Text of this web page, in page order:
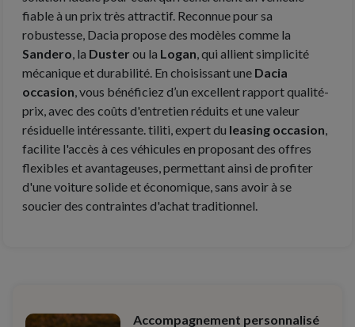
fiable à un prix très attractif. Reconnue pour sa
robustesse, Dacia propose des modèles comme la
Sandero, la Duster ou la Logan, qui allient simplicité
mécanique et durabilité. En choisissant une Dacia
occasion, vous bénéficiez d’un excellent rapport qualité-
prix, avec des coûts d'entretien réduits et une valeur
résiduelle intéressante. tiliti, expert du leasing occasion,
facilite l'accès à ces véhicules en proposant des offres
flexibles et avantageuses, permettant ainsi de profiter
d'une voiture solide et économique, sans avoir à se
soucier des contraintes d'achat traditionnel.
Accompagnement personnalisé